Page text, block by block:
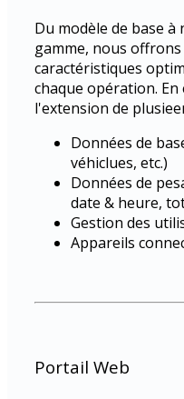
Du modèle de base
gamme, nous
caractéristiques
chaque opération.
l'extension de
Données de
véhiclues, etc.)
Données de
date & heure,
Gestion des
Appareils
Portail Web